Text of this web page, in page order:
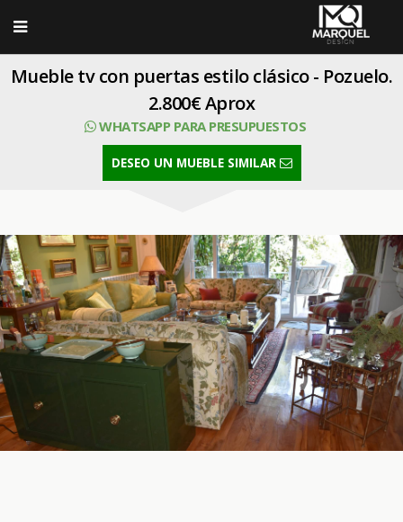
Mueble tv con puertas estilo clásico - Pozuelo.
2.800€ Aprox
WHATSAPP PARA PRESUPUESTOS
DESEO UN MUEBLE SIMILAR
SELECT Codimg,Foto,Titulo,CodiProp FROM Imagen where
CodiProp=35 order by Orden ASC